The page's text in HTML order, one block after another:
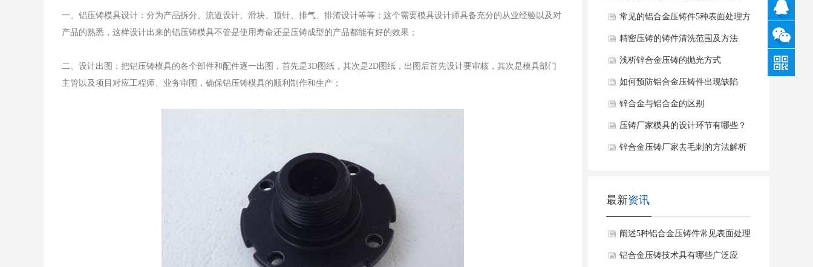
一、铝压铸模具设计：分为产品拆分、流道设计、滑块、顶针、排气、排渣设计等等；这个需要模具设计师具备充分的从业经验以及对
产品的熟悉，这样设计出来的铝压铸模具不管是使用寿命还是压铸成型的产品都能有好的效果；
二、设计出图：把铝压铸模具的各个部件和配件逐一出图，首先是3D图纸，其次是2D图纸，出图后首先设计要审核，其次是模具部门
主管以及项目对应工程师、业务审图，确保铝压铸模具的顺利制作和生产；
常见的铝合金压铸件5种表面处理方
法
精密压铸的铸件清洗范围及方法
浅析锌合金压铸的抛光方式
如何预防铝合金压铸件出现缺陷
锌合金与铝合金的区别
压铸厂家模具的设计环节有哪些？
锌合金压铸厂家去毛刺的方法解析
最新资讯
阐述5种铝合金压铸件常见表面处理
方法
铝合金压铸技术具有哪些广泛应
180-
2440-
3298
QQ
咨询